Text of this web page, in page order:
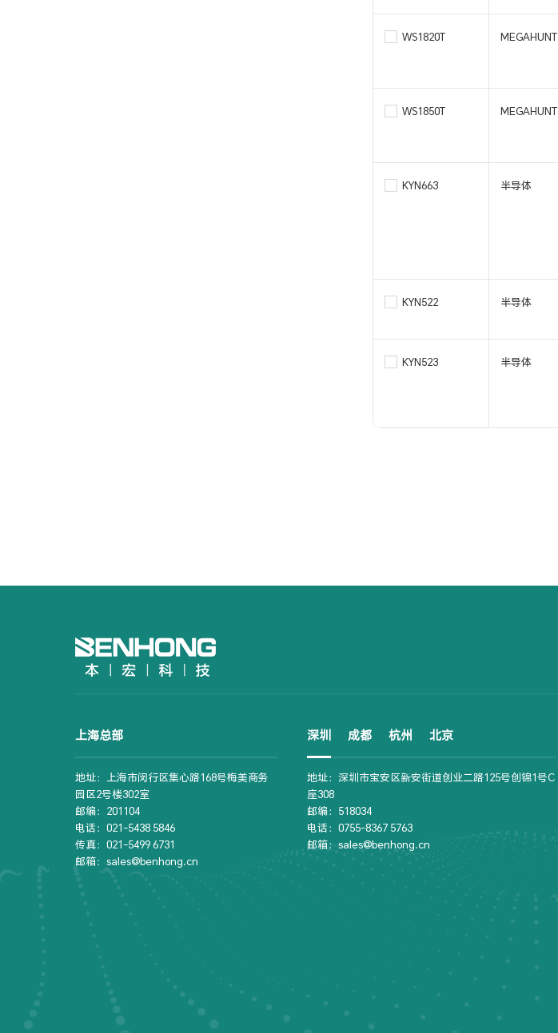
WS1820T MEGAHUNT
WS1850T MEGAHUNT
KYN663 半导体
KYN522 半导体
KYN523 半导体
上海总部
地址：上海市闵行区集心路168号梅美商务
园区2号楼302室
邮编：201104
电话：021-5438 5846
传真：021-5499 6731
邮箱：sales@benhong.cn
深圳 成都 杭州 北京
地址：深圳市宝安区新安街道创业二路125号创锦1号C
座308
邮编：518034
电话：0755-8367 5763
邮箱：sales@benhong.cn